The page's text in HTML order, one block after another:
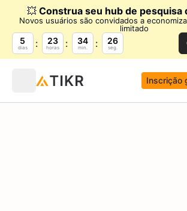
💥 Construa seu hub de pesquisa
Novos usuários são convidados a
limitado
5
dias
23
horas
34
min.
25
seg.
Inscrição